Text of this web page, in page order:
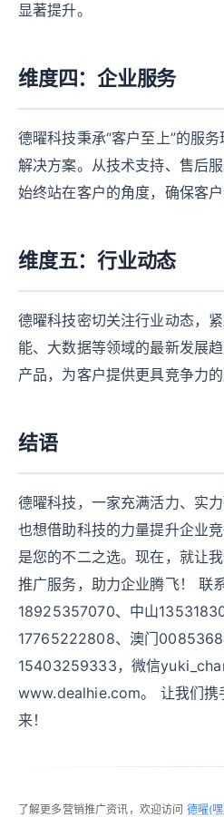
显著提升。
维度四：企业服务
德曜科技秉承“客户至上”的服
解决方案。从技术支持、售后
始终站在客户的角度，确保客户
维度五：行业动态
德曜科技密切关注行业动态，
能、大数据等领域的最新发展
产品，为客户提供更具竞争力的
结语
德曜科技，一家充满活力、实
也想借助科技的力量提升企业
是您的不二之选。现在，就让
推广服务，助力企业腾飞！ 联
18925357070、中山
17765222808、澳门
15403259333，微信
www.dealhie.com。 让我们携
来！
了解更多营销推广资讯，欢迎访问 德曜(